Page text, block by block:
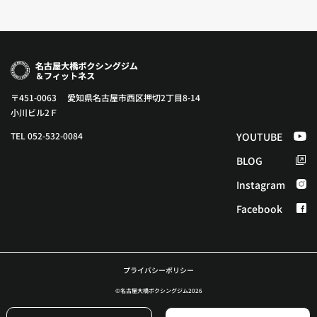
〒451-0063 愛知県名古屋市西区押切2丁目8-14
小川ビル2Ｆ
TEL 052-532-0084
YOUTUBE
BLOG
Instagram
Facebook
プライバシーポリシー
©︎名古屋大橋ボクシングジム2026